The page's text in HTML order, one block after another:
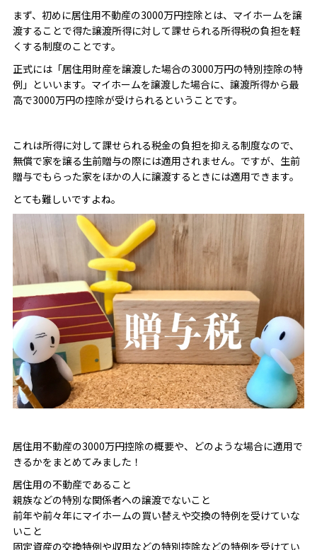
まず、初めに居住用不動産の3000万円控除とは、マイホームを譲
渡することで得た譲渡所得に対して課せられる所得税の負担を軽
くする制度のことです。
正式には「居住用財産を譲渡した場合の3000万円の特別控除の特
例」といいます。マイホームを譲渡した場合に、譲渡所得から最
高で3000万円の控除が受けられるということです。
これは所得に対して課せられる税金の負担を抑える制度なので、
無償で家を譲る生前贈与の際には適用されません。ですが、生前
贈与でもらった家をほかの人に譲渡するときには適用できます。
とても難しいですよね。
居住用不動産の3000万円控除の概要や、どのような場合に適用で
きるかをまとめてみました！
居住用の不動産であること
親族などの特別な関係者への譲渡でないこと
前年や前々年にマイホームの買い替えや交換の特例を受けていな
いこと
固定資産の交換特例や収用などの特別控除などの特例を受けてい